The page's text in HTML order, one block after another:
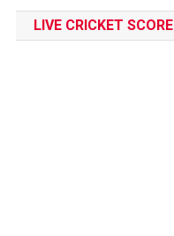
LIVE CRICKET SCORE